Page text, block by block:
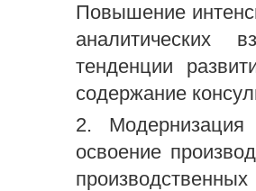
Повышение
аналитических
тенденции
содержание
2. Модернизация
освоение